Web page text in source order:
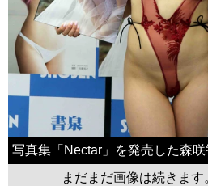
写真集「Nectar」を発売した森咲
まだまだ画像は続きます